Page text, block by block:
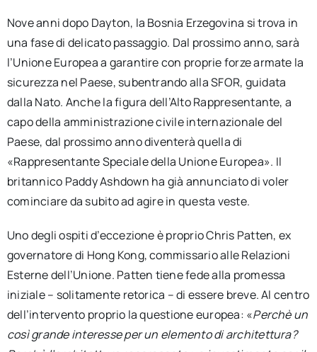
Nove anni dopo Dayton, la Bosnia Erzegovina si trova in
una fase di delicato passaggio. Dal prossimo anno, sarà
l’Unione Europea a garantire con proprie forze armate la
sicurezza nel Paese, subentrando alla SFOR, guidata
dalla Nato. Anche la figura dell’Alto Rappresentante, a
capo della amministrazione civile internazionale del
Paese, dal prossimo anno diventerà quella di
«Rappresentante Speciale della Unione Europea». Il
britannico Paddy Ashdown ha già annunciato di voler
cominciare da subito ad agire in questa veste.
Uno degli ospiti d’eccezione è proprio Chris Patten, ex
governatore di Hong Kong, commissario alle Relazioni
Esterne dell’Unione. Patten tiene fede alla promessa
iniziale – solitamente retorica – di essere breve. Al centro
dell’intervento proprio la questione europea: «Perchè un
così grande interesse per un elemento di architettura?